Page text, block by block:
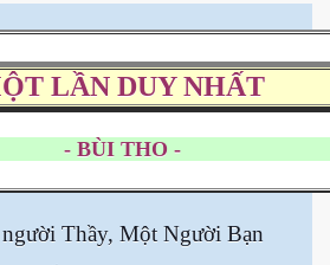
LẦN DUY NHẤT
THO
Thầy, Một Người Bạn